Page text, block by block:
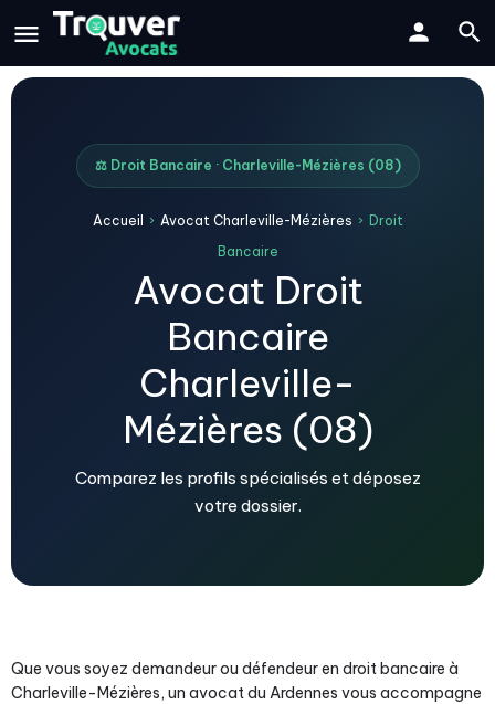
⚖️ Droit Bancaire · Charleville-Mézières (08)
Accueil › Avocat Charleville-Mézières › Droit
Bancaire
Avocat Droit
Bancaire
Charleville-
Mézières (08)
Comparez les profils spécialisés et déposez
votre dossier.
Que vous soyez demandeur ou défendeur en droit bancaire à
Charleville-Mézières, un avocat du Ardennes vous accompagne